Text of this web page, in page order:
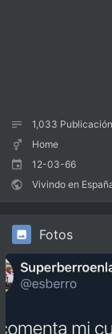
1,033
Home
12-03-66
Vivindo en
Fotos